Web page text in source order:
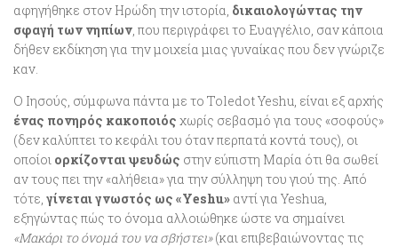
αφηγήθηκε στον Ηρώδη την ιστορία, δικαιολογώντας την
σφαγή των νηπίων , που περιγράφει το Ευαγγέλιο, σαν κάποια
δήθεν εκδίκηση για την μοιχεία μιας γυναίκας που δεν γνώριζε
καν.
Ο Ιησούς, σύμφωνα πάντα με το Toledot Yeshu, είναι εξ αρχής
ένας πονηρός κακοποιός χωρίς σεβασμό για τους «σοφούς»
(δεν καλύπτει το κεφάλι του όταν περπατά κοντά τους), οι
οποίοι ορκίζονται ψευδώς στην εύπιστη Μαρία ότι θα σωθεί
αν τους πει την «αλήθεια» για την σύλληψη του γιού της. Από
τότε, γίνεται γνωστός ως «Yeshu» αντί για Yeshua,
εξηγώντας πώς το όνομα αλλοιώθηκε ώστε να σημαίνει
«Μακάρι το όνομά του να σβήστει»(και επιβεβαιώνοντας τις